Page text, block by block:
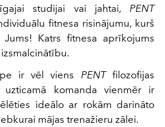
studijai vai jahtai, PENT
fitnesa risinājumu, kurš
Katrs fitnesa aprīkojums
ir vēl viens PENTfilozofijas
komanda vienmēr ir
ideālo ar rokām darināto
mājas trenažieru zālei.